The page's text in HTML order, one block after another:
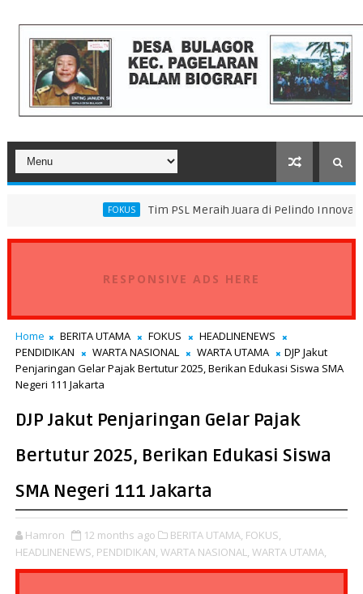
Tim PSL Meraih Juara di Pelindo Innovation Award 2026
RESPONSIVE ADS HERE
Home BERITA UTAMA FOKUS
HEADLINENEWS
PENDIDIKAN
WARTA NASIONAL WARTA UTAMA
DJP Jakut
Penjaringan Gelar Pajak Bertutur 2025, Berikan Edukasi Siswa SMA
Negeri 111 Jakarta
DJP Jakut Penjaringan Gelar Pajak
Bertutur 2025, Berikan Edukasi Siswa
SMA Negeri 111 Jakarta
Hamron 12 months ago BERITA UTAMA, FOKUS,
HEADLINENEWS, PENDIDIKAN, WARTA NASIONAL, WARTA UTAMA,